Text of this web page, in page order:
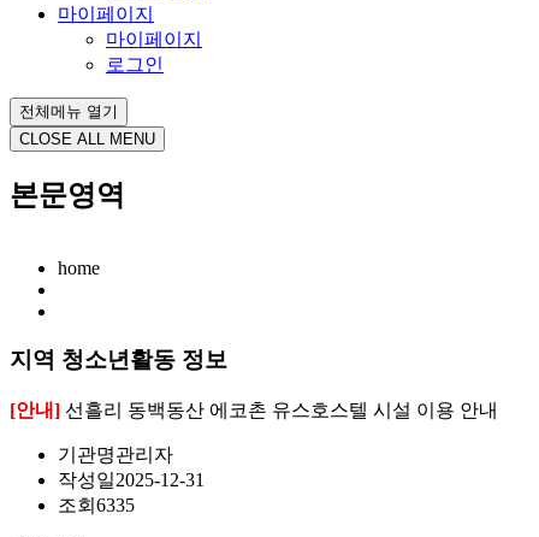
마이페이지
마이페이지
로그인
전체메뉴 열기
CLOSE ALL MENU
본문영역
home
지역 청소년활동 정보
[안내] 선흘리 동백동산 에코촌 유스호스텔 시설 이용 안내
기관명관리자
작성일2025-12-31
조회 6335